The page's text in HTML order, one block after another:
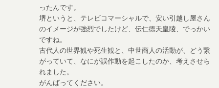
ったんです。
堺というと、テレビコマーシャルで、安い引越し屋さん
のイメージが強烈でしたけど、伝仁徳天皇陵、でっかい
ですね。
古代人の世界観や死生観と、中世商人の活動が、どう繋
がっていて、なにが誤作動を起こしたのか、考えさせら
れました。
がんばってください。